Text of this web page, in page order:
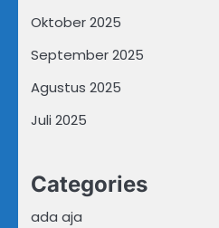
Oktober 2025
September 2025
Agustus 2025
Juli 2025
Categories
ada aja